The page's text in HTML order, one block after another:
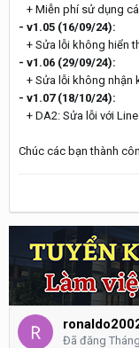
+ Miễn phí sử dụng
- v1.05 (16/09/24):
+ Sửa lỗi không hiển
- v1.06 (29/09/24):
+ Sửa lỗi không nhận
- v1.07 (18/10/24):
+ DA2: Sửa lỗi với
Chúc các bạn thành
Đã đăng